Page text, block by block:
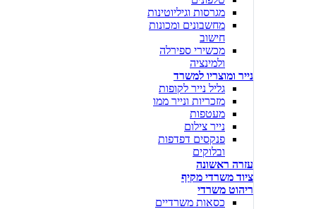
מגרסות וגיליוטינות
מחשבונים ומכונות
חישוב
מכשירי ספירלה
ולמינציה
נייר ומוצריו למשרד
גליל נייר לקופות
מזכריות ונייר ממו
מעטפות
נייר צילום
פנקסים דפדפות
ובלוקים
עזרה ראשונה
ציוד משרדי מקיף
ריהוט משרדי
כסאות משרדיים